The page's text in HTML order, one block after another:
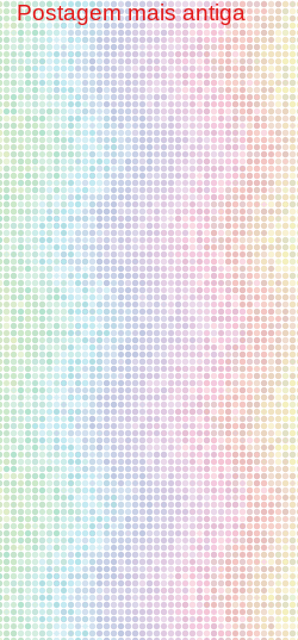
Postagem mais antiga